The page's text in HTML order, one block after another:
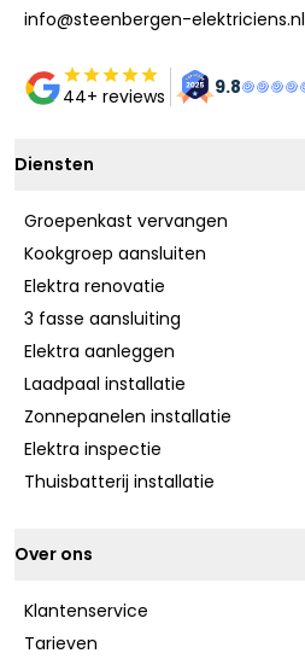
info@steenbergen-elektriciens.nl
44+ reviews 9.8
Diensten
Groepenkast vervangen
Kookgroep aansluiten
Elektra renovatie
3 fasse aansluiting
Elektra aanleggen
Laadpaal installatie
Zonnepanelen installatie
Elektra inspectie
Thuisbatterij installatie
Over ons
Klantenservice
Tarieven